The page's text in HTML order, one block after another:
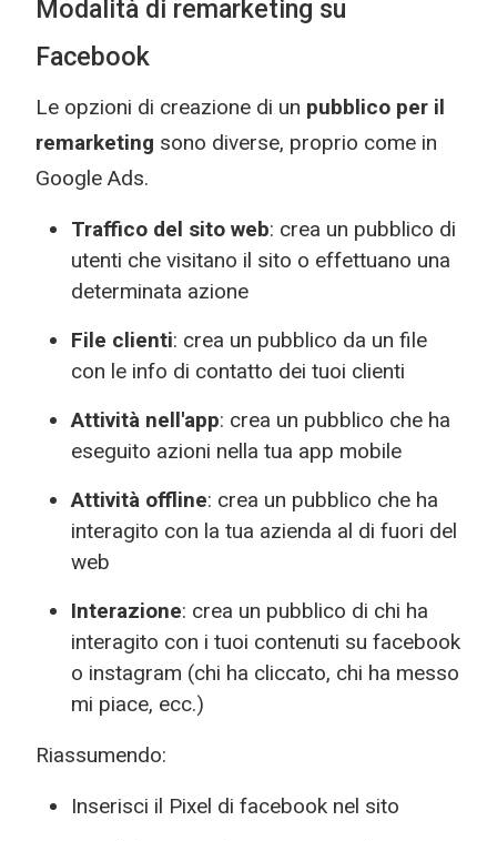
Modalità di remarketing su
Facebook
Le opzioni di creazione di un pubblico per il
remarketing sono diverse, proprio come in
Google Ads.
Traffico del sito web: crea un pubblico di
utenti che visitano il sito o effettuano una
determinata azione
File clienti: crea un pubblico da un file
con le info di contatto dei tuoi clienti
Attività nell'app: crea un pubblico che ha
eseguito azioni nella tua app mobile
Attività offline: crea un pubblico che ha
interagito con la tua azienda al di fuori del
web
Interazione: crea un pubblico di chi ha
interagito con i tuoi contenuti su facebook
o instagram (chi ha cliccato, chi ha messo
mi piace, ecc.)
Riassumendo:
Inserisci il Pixel di facebook nel sito